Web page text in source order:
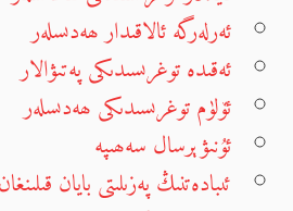
ئەرلەرگە ئالاقىدار ھەدىسلەر
ئەقىدە توغرىسىدىكى پەتىۋالار
ئۆلۈم توغرىسىدىكى ھەدىسلەر
ئۇنىۋېرسال سەھىپە
ئىبادەتنىڭ پەزىلىتى بايان